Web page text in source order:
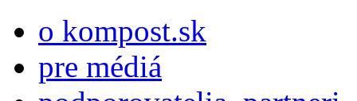
o kompost.sk
pre médiá